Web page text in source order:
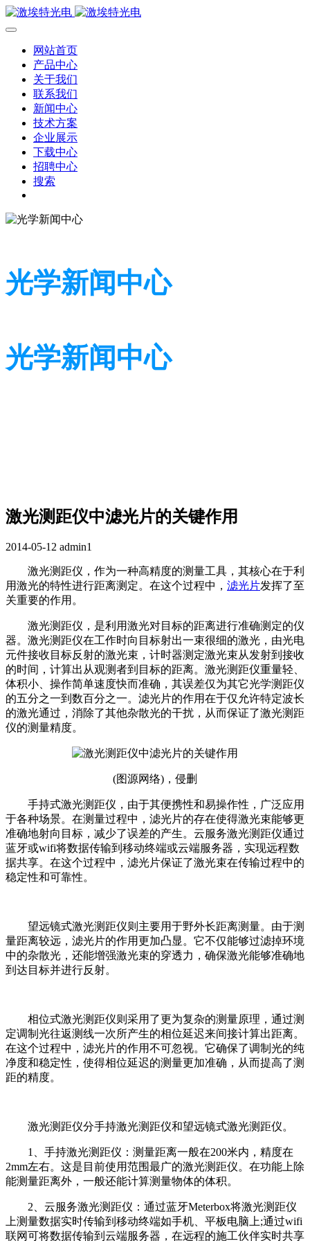
网站首页
产品中心
关于我们
联系我们
新闻中心
技术方案
企业展示
下载中心
招聘中心
搜索
光学新闻中心
光学新闻中心
激光测距仪中滤光片的关键作用
2014-05-12 admin1
激光测距仪，作为一种高精度的测量工具，其核心在于利
用激光的特性进行距离测定。在这个过程中， 滤光片发挥了至
关重要的作用。
激光测距仪，是利用激光对目标的距离进行准确测定的仪
器。激光测距仪在工作时向目标射出一束很细的激光，由光电
元件接收目标反射的激光束，计时器测定激光束从发射到接收
的时间，计算出从观测者到目标的距离。激光测距仪重量轻、
体积小、操作简单速度快而准确，其误差仅为其它光学测距仪
的五分之一到数百分之一。 滤光片的作用在于仅允许特定波长
的激光通过，消除了其他杂散光的干扰，从而保证了激光测距
仪的测量精度。
(图源网络)，侵删
手持式激光测距仪，由于其便携性和易操作性，广泛应用
于各种场景。在测量过程中，滤光片的存在使得激光束能够更
准确地射向目标，减少了误差的产生。云服务激光测距仪通过
蓝牙或wifi将数据传输到移动终端或云端服务器，实现远程数
据共享。在这个过程中，滤光片保证了激光束在传输过程中的
稳定性和可靠性。
望远镜式激光测距仪则主要用于野外长距离测量。由于测
量距离较远，滤光片的作用更加凸显。它不仅能够过滤掉环境
中的杂散光，还能增强激光束的穿透力，确保激光能够准确地
到达目标并进行反射。
相位式激光测距仪则采用了更为复杂的测量原理，通过测
定调制光往返测线一次所产生的相位延迟来间接计算出距离。
在这个过程中，滤光片的作用不可忽视。它确保了调制光的纯
净度和稳定性，使得相位延迟的测量更加准确，从而提高了测
距的精度。
激光测距仪分手持激光测距仪和望远镜式激光测距仪。
1、手持激光测距仪：测量距离一般在200米内，精度在
2mm左右。这是目前使用范围最广的激光测距仪。在功能上除
能测量距离外，一般还能计算测量物体的体积。
2、云服务激光测距仪：通过蓝牙Meterbox将激光测距仪
上测量数据实时传输到移动终端如手机、平板电脑上;通过wifi
联网可将数据传输到云端服务器，在远程的施工伙伴实时共享